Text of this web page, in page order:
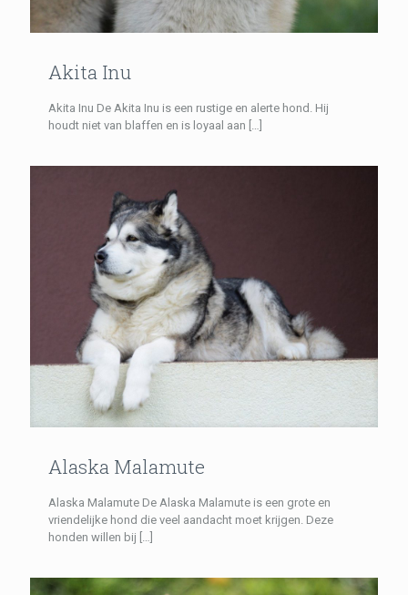
Akita Inu
Akita Inu De Akita Inu is een rustige en alerte hond. Hij
houdt niet van blaffen en is loyaal aan […]
Alaska Malamute
Alaska Malamute De Alaska Malamute is een grote en
vriendelijke hond die veel aandacht moet krijgen. Deze
honden willen bij […]